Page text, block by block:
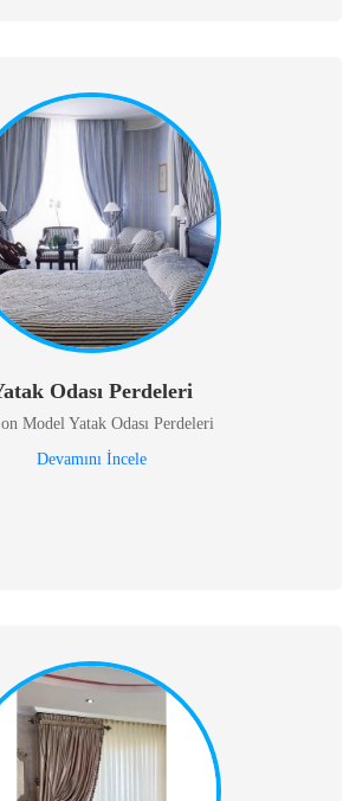
Odası Perdeleri
Model Yatak Odası Perdeleri
Devamını İncele